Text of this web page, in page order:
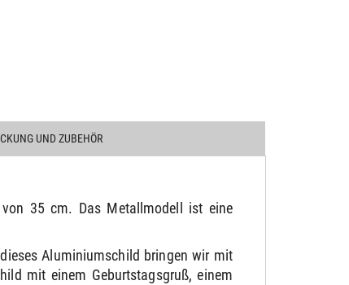
UND ZUBEHÖR
35 cm. Das Metallmodell ist eine
Aluminiumschild bringen wir mit
mit einem Geburtstagsgruß, einem